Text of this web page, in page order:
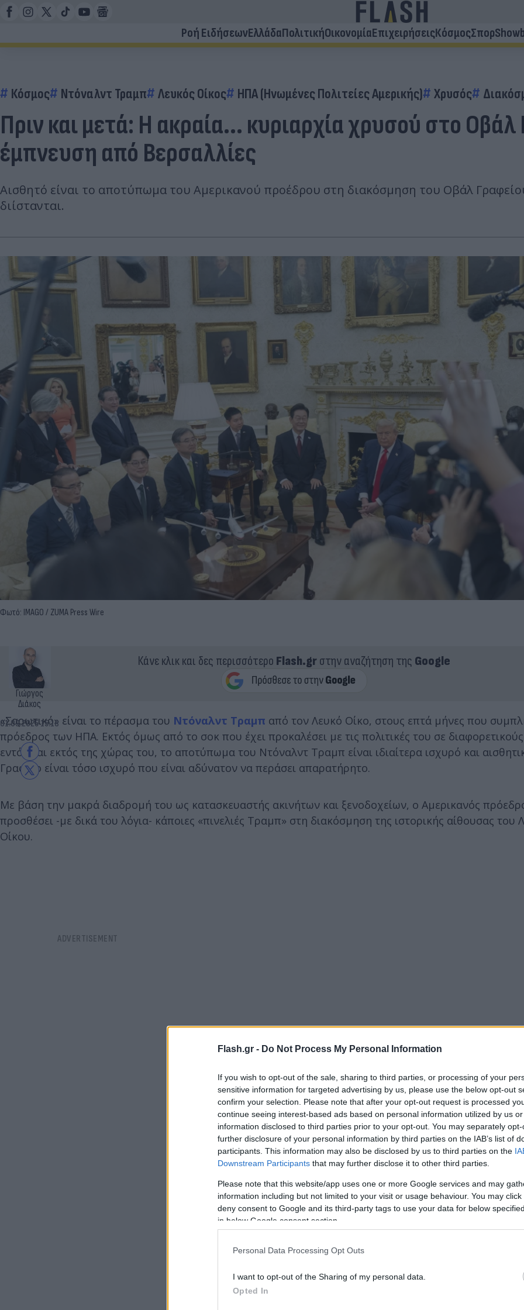
Flash.gr - Do Not Process My Personal Information
If you wish to opt-out of the sale, sharing to third parties, or processing of your
sensitive information for targeted advertising by us, please use the below opt-out
confirm your selection. Please note that after your opt-out request is processed
continue seeing interest-based ads based on personal information utilized by us
information disclosed to third parties prior to your opt-out. You may separately
further disclosure of your personal information by third parties on the IAB’s list of
participants. This information may also be disclosed by us to third parties on the
Downstream Participants that may further disclose it to other third parties.
Please note that this website/app uses one or more Google services and may
information including but not limited to your visit or usage behaviour. You may
deny consent to Google and its third-party tags to use your data for below
in below Google consent section.
Personal Data Processing Opt Outs
I want to opt-out of the Sharing of my personal data.
Opted In
Ροή ΕιδήσεωνΕλλάδαΠολιτικήΟικονομίαΕπιχειρήσειςΚόσμοςΣπορ
Κόσμος Ντόναλντ Τραμπ Λευκός Οίκος ΗΠΑ (Ηνωμένες Πολιτείες Αμερικής) Χρυσός
Πριν και μετά: Η ακραία... κυριαρχία χρυσού στο
έμπνευση από Βερσαλλίες
Αισθητό είναι το αποτύπωμα του Αμερικανού προέδρου στη διακόσμηση του Οβάλ
διίστανται.
Φωτό: IMAGO / ZUMA Press Wire
Γιώργος
Διάκος
01.09.2025 15:18
Κάνε κλικ και δες περισσότερο Flash.grστην αναζήτηση της Google
«Σαρωτικό» είναι το πέρασμα του Ντόναλντ Τραμπ από τον Λευκό Οίκο, στους επτά μήνες που
πρόεδρος των ΗΠΑ. Εκτός όμως από το σοκ που έχει προκαλέσει με τις πολιτικές του σε διαφορετικούς
εντός και εκτός της χώρας του, το αποτύπωμα του Ντόναλντ Τραμπ είναι ιδιαίτερα ισχυρό και
Γραφείο είναι τόσο ισχυρό που είναι αδύνατον να περάσει απαρατήρητο.
Με βάση την μακρά διαδρομή του ως κατασκευαστής ακινήτων και ξενοδοχείων, ο Αμερικανός
προσθέσει -με δικά του λόγια- κάποιες «πινελιές Τραμπ» στη διακόσμηση της ιστορικής αίθουσας του
Οίκου.